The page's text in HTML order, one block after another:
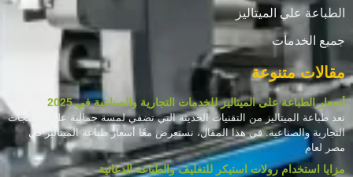
الطباعة علي الميتاليز
جميع الخدمات
مقالات متنوعة
أسعار الطباعة على الميتاليز للخدمات التجارية والصناعية في 2025
تعد طباعة الميتاليز من التقنيات الحديثة التي تضفي لمسة جمالية على المنتجات
التجارية والصناعية. في هذا المقال، نستعرض معًا أسعار طباعة الميتاليز في
مصر لعام
مزايا استخدام رولات استيكر للتغليف والطباعة الدعائية